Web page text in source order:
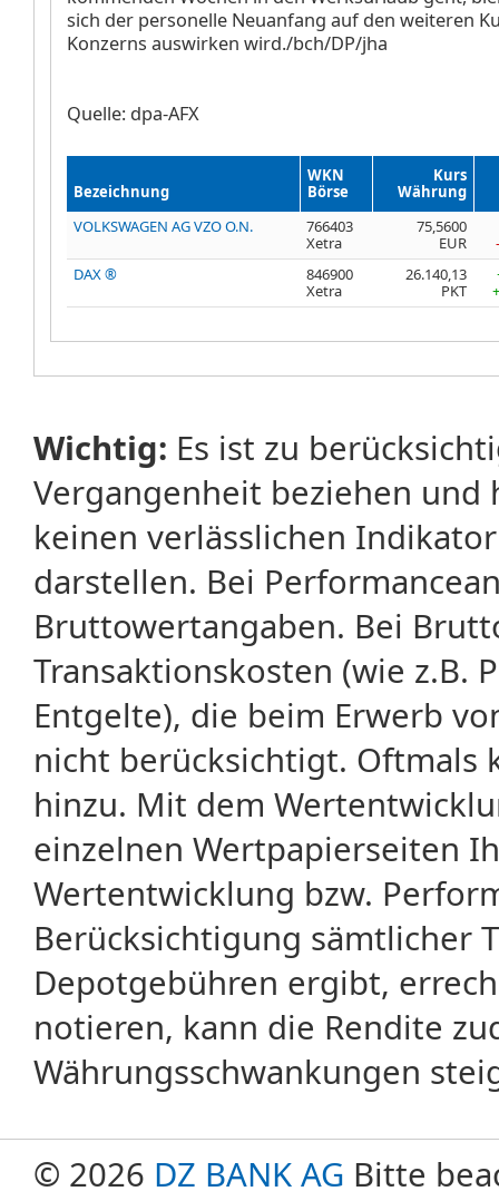
sich der personelle Neuanfang auf den weiteren
Konzerns auswirken wird./bch/DP/jha
Quelle: dpa-AFX
Bezeichnung
WKN
Börse
Kurs
Währung
VOLKSWAGEN AG VZO O.N.
766403
Xetra
75,5600
EUR
DAX ®
846900
Xetra
26.140,13
PKT
Wichtig: Es ist zu
Vergangenheit beziehen
keinen verlässlichen
darstellen. Bei
Bruttowertangaben. Bei
Transaktionskosten (wie z.B.
Entgelte), die beim Erwerb
nicht berücksichtigt. Oftmals
hinzu. Mit dem
einzelnen Wertpapierseiten
Wertentwicklung bzw.
Berücksichtigung sämtlicher
Depotgebühren ergibt,
notieren, kann die Rendite
Währungsschwankungen
© 2026 DZ BANK AG Bitte